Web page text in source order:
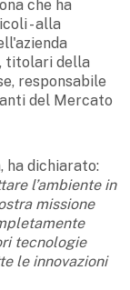
che ha
- alla
titolari della
responsabile
del Mercato
ha dichiarato:
l’ambiente in
missione
tecnologie
le innovazioni